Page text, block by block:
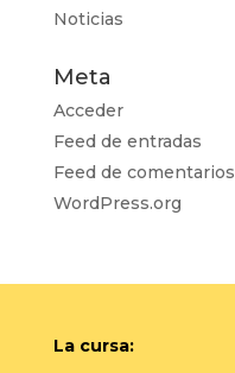
Noticias
Meta
Acceder
Feed de entradas
Feed de comentarios
WordPress.org
La cursa: